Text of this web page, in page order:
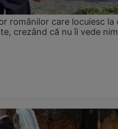
românilor care locuiesc la
crezând că nu îi vede